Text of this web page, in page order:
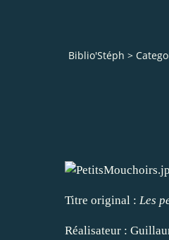
Biblio'Stéph >
Titre original : Les
Réalisateur :